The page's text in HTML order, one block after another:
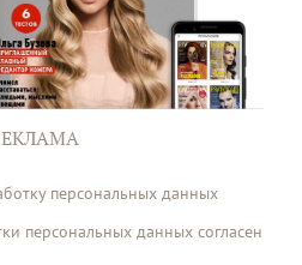
персональных данных
персональных данных согласен